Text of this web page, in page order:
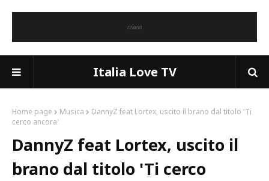
Italia Love TV
Home page Musica
DannyZ feat Lortex, uscito il brano dal titolo 'Ti
cerco ancora'
DannyZ feat Lortex, uscito il
brano dal titolo 'Ti cerco